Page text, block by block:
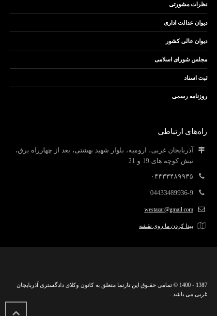
نظرات مشورتی
دیوان عدالت اداری
دیوان عالی کشور
مجلس شورای اسلامی
ثبت اسناد
روزنامه رسمی
راه‌های ارتباطی
آذربایجان غربی، ارومیه، بلوار شهید بهشتی، بعد از چهارراه برق،
نبش کوچه های 19 و 21
۰۴۴۳۳۴۸۹۹۳۵
04433489936-9
westazar@gmail.com
پیدا کردن ما روی نقشه
1387 - 1400 © تمامی حقـوق این تارنما متعلق به کانون وکلای دادگستری آذربایجان
غربی می باشد .